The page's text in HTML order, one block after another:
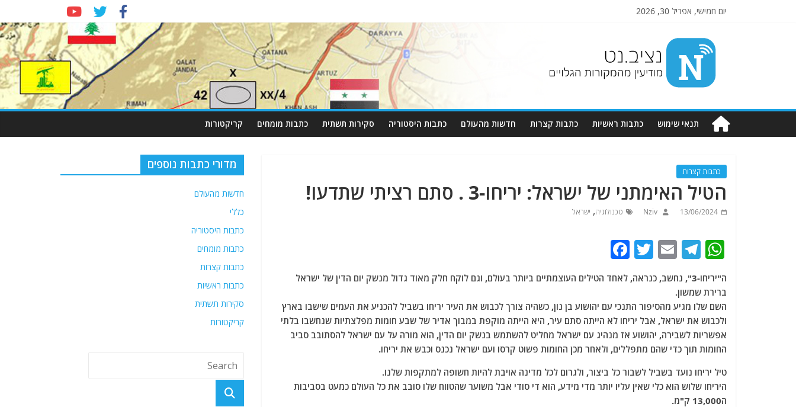
יום חמישי, אפריל 30, 2026
Nziv.net
מודיעין
מהמקורות
תנאי שימוש כתבות ראשיות כתבות קצרות חדשות מהעולם כתבות היסטוריה סקירות תשתית כתבות מומחים קריקטורות
כתבות קצרות
הטיל האימתני של ישראל: יריחו-3 . סתם רציתי שתדעו!
13/06/2024
Nziv טכנולוגיה, ישראל
W
at
s
A
p
p
T
e
g
ra
m
E
ai
l
T
w
itt
er
c
e
b
o
o
k
ה"יריחו-3", נחשב, כנראה, לאחד הטילים העוצמתיים ביותר בעולם, וגם לוקח חלק מאוד גדול מנשק יום הדין של ישראל
ברירת שמשון.
השם שלו מגיע מהסיפור התנכי עם יהושוע בן נון, כשהיה צורך לכבוש את העיר יריחו בשביל להכניע את העמים שישבו בארץ
ולכבוש את ישראל, אבל יריחו לא הייתה סתם עיר, היא הייתה מוקפת במבוך אדיר של שבע חומות מפלצתיות שנחשבו בלתי
אפשריות לשבירה, יהושוע אז מנהיג עם ישראל מחליט להשתמש בנשק יום הדין, הוא מורה על עם ישראל להסתובב סביב
החומות תוך כדי שהם מתפללים, ולאחר מכן החומות פשוט קרסו ועם ישראל נכנס וכבש את יריחו.
טיל יריחו נועד בשביל לשבור כל ביצור, ולגרום לכל מדינה אויבת להיות חשופה למתקפות שלנו.
היריחו שלוש הוא כלי שאין עליו יותר מדי מידע, הוא די סודי אבל משוער שהטווח שלו סובב את כל העולם כמעט בסביבות
ה13,000 ק"מ.
מדורי כתבות נוספים
חדשות מהעולם
כללי
כתבות היסטוריה
כתבות מומחים
כתבות קצרות
כתבות ראשיות
סקירות תשתית
קריקטורות